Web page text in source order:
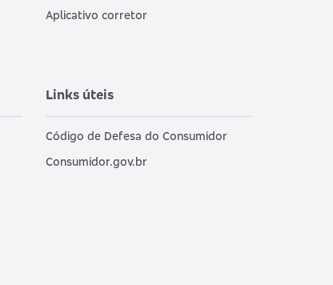
Aplicativo corretor
Links úteis
Código de Defesa do Consumidor
Consumidor.gov.br